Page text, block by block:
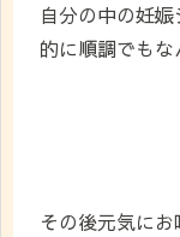
自分の中の妊
的に順調でもな
その後元気に